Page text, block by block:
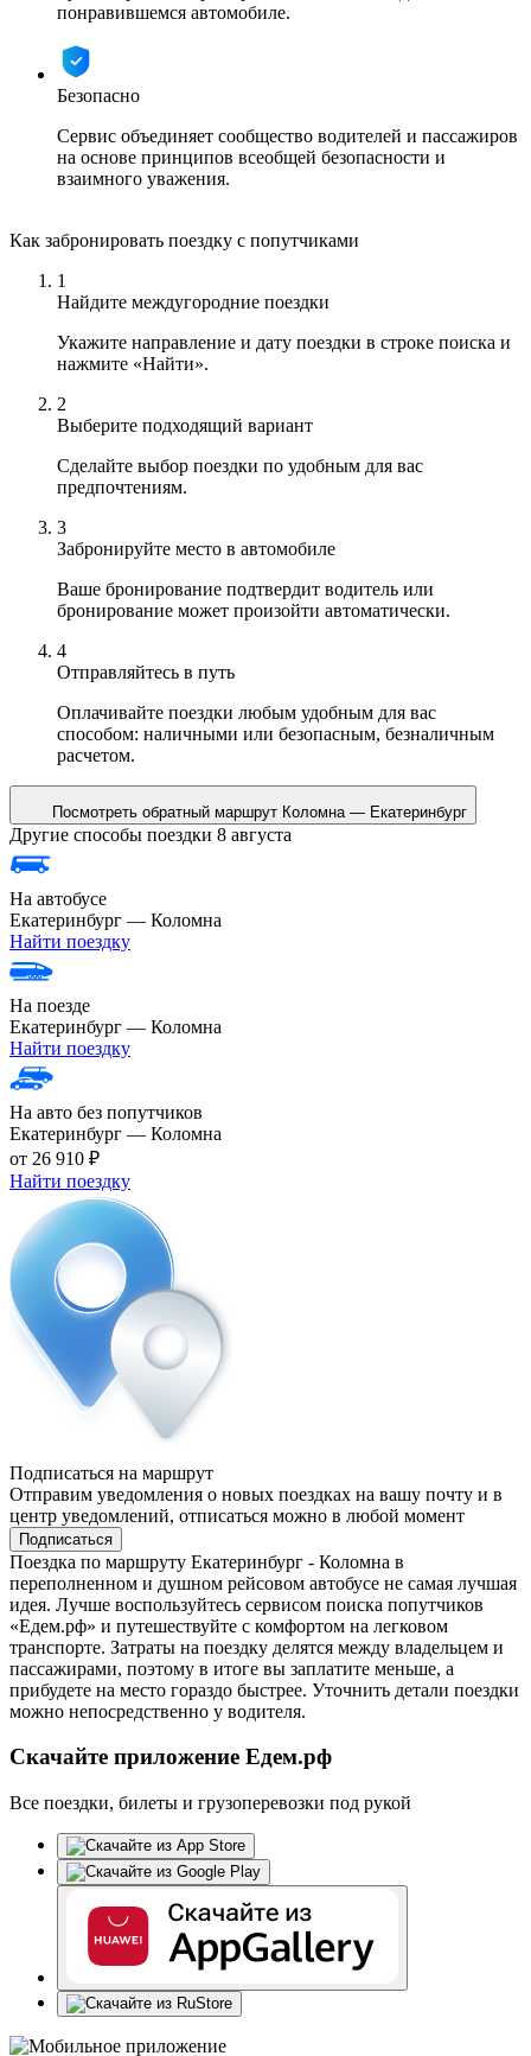
понравившемся автомобиле.
Безопасно
Сервис объединяет сообщество водителей и пассажиров
на основе принципов всеобщей безопасности и
взаимного уважения.
Как забронировать поездку с попутчиками
1
Найдите междугородние поездки
Укажите направление и дату поездки в строке поиска и
нажмите «Найти».
2
Выберите подходящий вариант
Сделайте выбор поездки по удобным для вас
предпочтениям.
3
Забронируйте место в автомобиле
Ваше бронирование подтвердит водитель или
бронирование может произойти автоматически.
4
Отправляйтесь в путь
Оплачивайте поездки любым удобным для вас
способом: наличными или безопасным, безналичным
расчетом.
Посмотреть обратный маршрут Коломна — Екатеринбург
Другие способы поездки 8 августа
На автобусе
Екатеринбург — Коломна
Найти поездку
На поезде
Екатеринбург — Коломна
Найти поездку
На авто без попутчиков
Екатеринбург — Коломна
от 26 910 ₽
Найти поездку
Подписаться на маршрут
Отправим уведомления о новых поездках на вашу почту и в
центр уведомлений, отписаться можно в любой момент
Подписаться
Поездка по маршруту Екатеринбург - Коломна в
переполненном и душном рейсовом автобусе не самая лучшая
идея. Лучше воспользуйтесь сервисом поиска попутчиков
«Едем.рф» и путешествуйте с комфортом на легковом
транспорте. Затраты на поездку делятся между владельцем и
пассажирами, поэтому в итоге вы заплатите меньше, а
прибудете на место гораздо быстрее. Уточнить детали поездки
можно непосредственно у водителя.
Скачайте приложение Едем.рф
Все поездки, билеты и грузоперевозки под рукой